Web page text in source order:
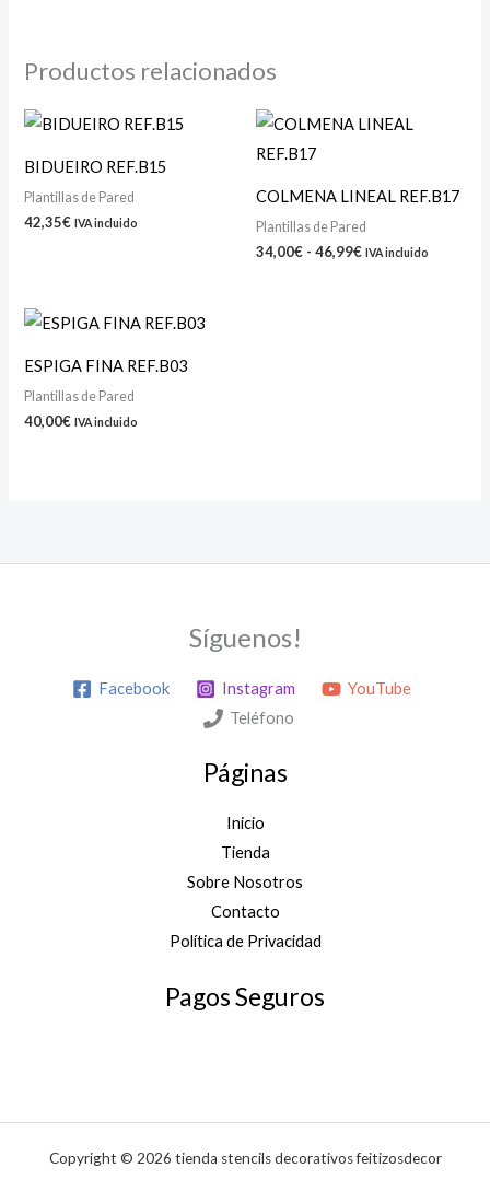
Productos relacionados
BIDUEIRO REF.B15
Plantillas de Pared
42,35€ IVA incluido
COLMENA LINEAL REF.B17
Plantillas de Pared
34,00€ - 46,99€
Rango
de
34,00€
46,99€
IVA incluido
ESPIGA FINA REF.B03
Plantillas de Pared
40,00€ IVA incluido
Síguenos!
Facebook Instagram
YouTube
Teléfono
Páginas
Inicio
Tienda
Sobre Nosotros
Contacto
Política de Privacidad
Pagos Seguros
Copyright © 2026 tienda stencils decorativos feitizosdecor